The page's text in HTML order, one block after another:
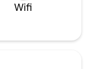
Wifi